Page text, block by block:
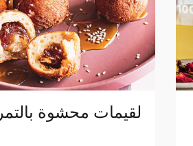
لقيمات محشوة بالتمر